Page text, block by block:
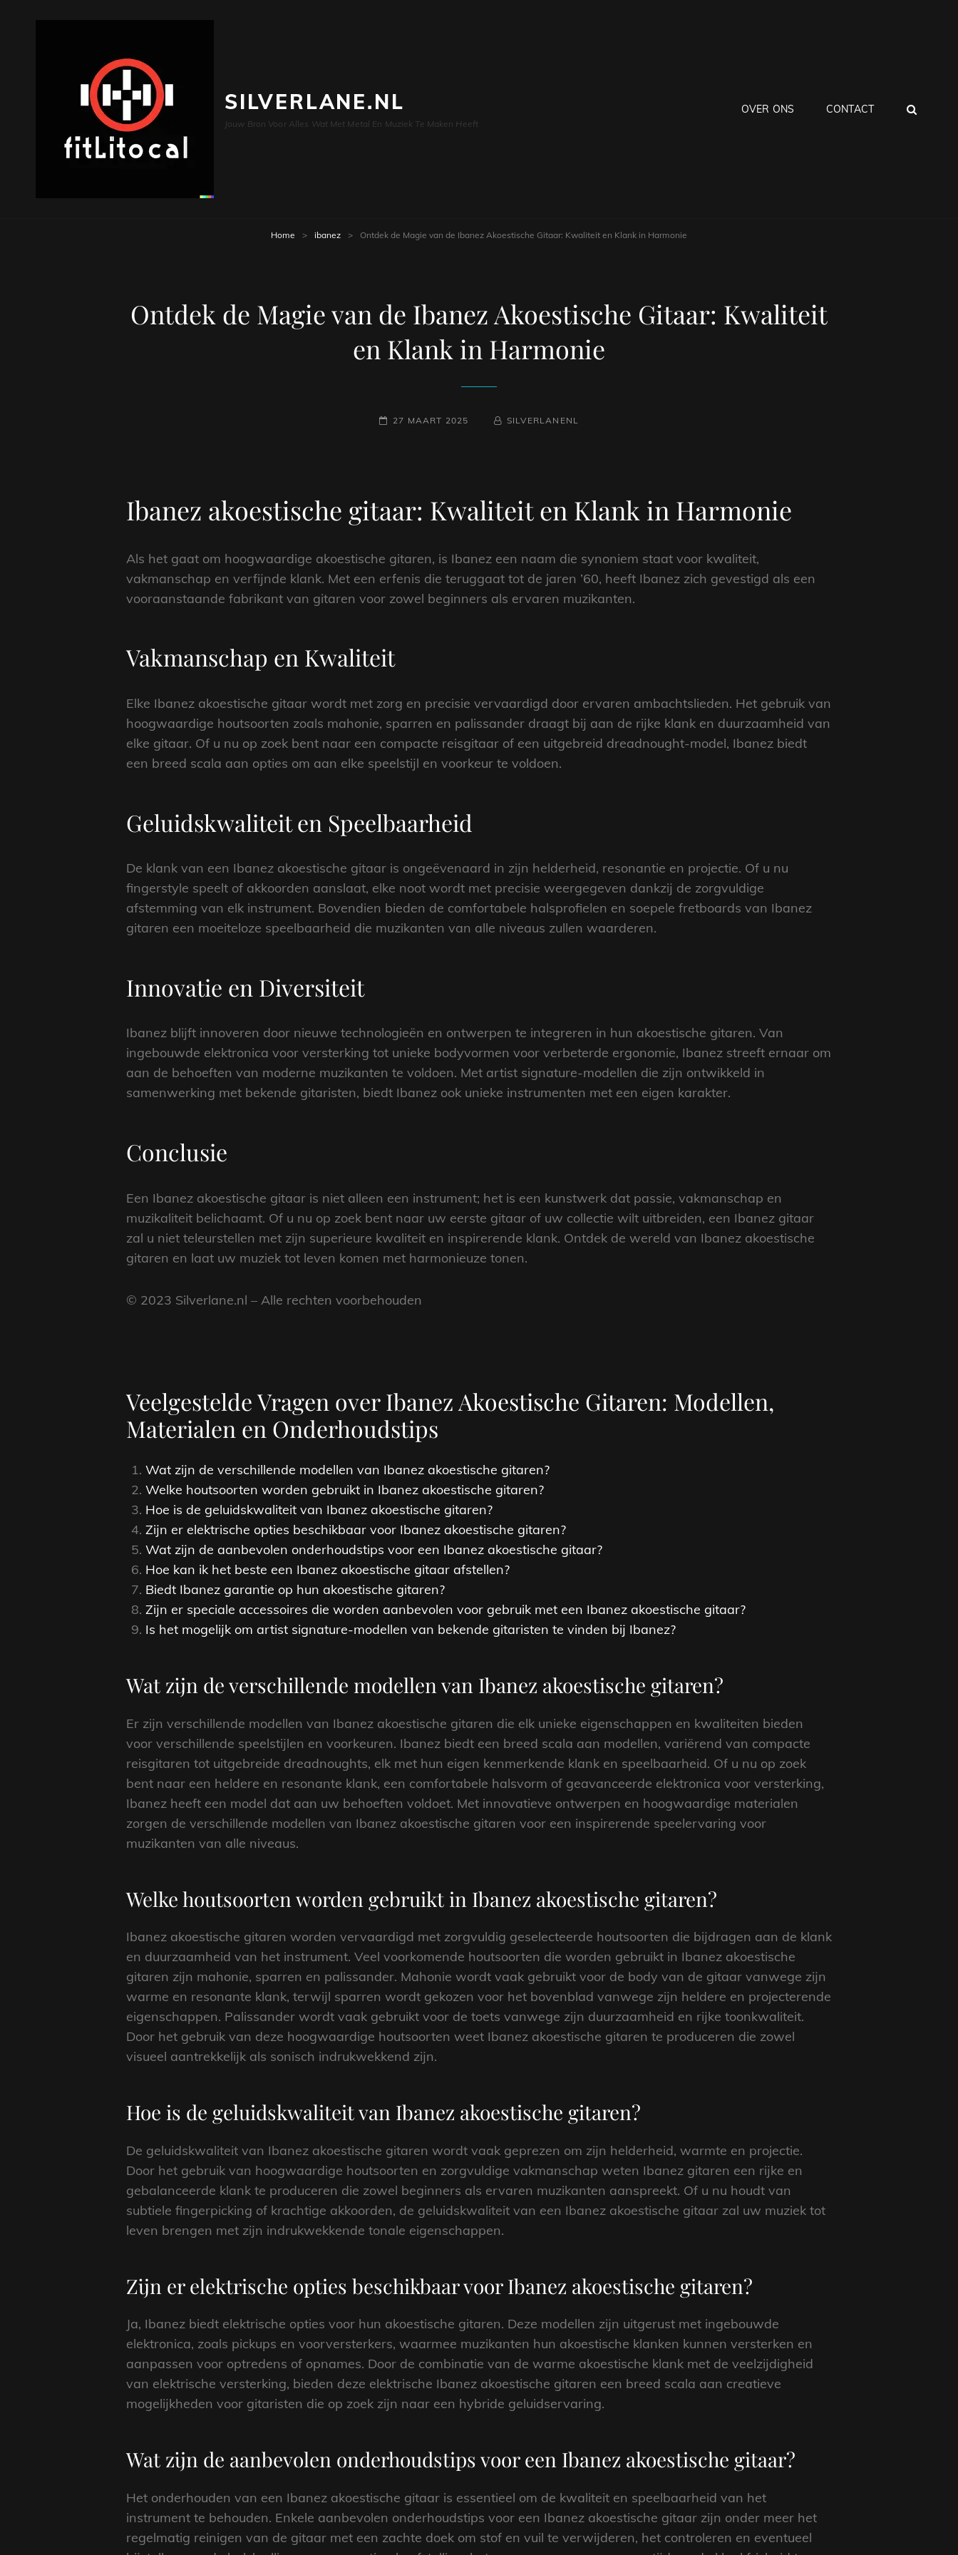
SILVERLANE.NL
Jouw Bron Voor Alles Wat Met Metal En Muziek Te Maken Heeft
OVER ONS CONTACT
Home > ibanez > Ontdek de Magie van de Ibanez Akoestische Gitaar: Kwaliteit en Klank in Harmonie
Ontdek de Magie van de Ibanez Akoestische Gitaar: Kwaliteit
en Klank in Harmonie
GEPLAATST
27 MAART 2025 NAAMREGEL
BYLINE
SILVERLANENL
Ibanez akoestische gitaar: Kwaliteit en Klank in Harmonie
Als het gaat om hoogwaardige akoestische gitaren, is Ibanez een naam die synoniem staat voor kwaliteit,
vakmanschap en verfijnde klank. Met een erfenis die teruggaat tot de jaren ’60, heeft Ibanez zich gevestigd als een
vooraanstaande fabrikant van gitaren voor zowel beginners als ervaren muzikanten.
Vakmanschap en Kwaliteit
Elke Ibanez akoestische gitaar wordt met zorg en precisie vervaardigd door ervaren ambachtslieden. Het gebruik van
hoogwaardige houtsoorten zoals mahonie, sparren en palissander draagt bij aan de rijke klank en duurzaamheid van
elke gitaar. Of u nu op zoek bent naar een compacte reisgitaar of een uitgebreid dreadnought-model, Ibanez biedt
een breed scala aan opties om aan elke speelstijl en voorkeur te voldoen.
Geluidskwaliteit en Speelbaarheid
De klank van een Ibanez akoestische gitaar is ongeëvenaard in zijn helderheid, resonantie en projectie. Of u nu
fingerstyle speelt of akkoorden aanslaat, elke noot wordt met precisie weergegeven dankzij de zorgvuldige
afstemming van elk instrument. Bovendien bieden de comfortabele halsprofielen en soepele fretboards van Ibanez
gitaren een moeiteloze speelbaarheid die muzikanten van alle niveaus zullen waarderen.
Innovatie en Diversiteit
Ibanez blijft innoveren door nieuwe technologieën en ontwerpen te integreren in hun akoestische gitaren. Van
ingebouwde elektronica voor versterking tot unieke bodyvormen voor verbeterde ergonomie, Ibanez streeft ernaar om
aan de behoeften van moderne muzikanten te voldoen. Met artist signature-modellen die zijn ontwikkeld in
samenwerking met bekende gitaristen, biedt Ibanez ook unieke instrumenten met een eigen karakter.
Conclusie
Een Ibanez akoestische gitaar is niet alleen een instrument; het is een kunstwerk dat passie, vakmanschap en
muzikaliteit belichaamt. Of u nu op zoek bent naar uw eerste gitaar of uw collectie wilt uitbreiden, een Ibanez gitaar
zal u niet teleurstellen met zijn superieure kwaliteit en inspirerende klank. Ontdek de wereld van Ibanez akoestische
gitaren en laat uw muziek tot leven komen met harmonieuze tonen.
© 2023 Silverlane.nl – Alle rechten voorbehouden
Veelgestelde Vragen over Ibanez Akoestische Gitaren: Modellen,
Materialen en Onderhoudstips
Wat zijn de verschillende modellen van Ibanez akoestische gitaren?
Welke houtsoorten worden gebruikt in Ibanez akoestische gitaren?
Hoe is de geluidskwaliteit van Ibanez akoestische gitaren?
Zijn er elektrische opties beschikbaar voor Ibanez akoestische gitaren?
Wat zijn de aanbevolen onderhoudstips voor een Ibanez akoestische gitaar?
Hoe kan ik het beste een Ibanez akoestische gitaar afstellen?
Biedt Ibanez garantie op hun akoestische gitaren?
Zijn er speciale accessoires die worden aanbevolen voor gebruik met een Ibanez akoestische gitaar?
Is het mogelijk om artist signature-modellen van bekende gitaristen te vinden bij Ibanez?
Wat zijn de verschillende modellen van Ibanez akoestische gitaren?
Er zijn verschillende modellen van Ibanez akoestische gitaren die elk unieke eigenschappen en kwaliteiten bieden
voor verschillende speelstijlen en voorkeuren. Ibanez biedt een breed scala aan modellen, variërend van compacte
reisgitaren tot uitgebreide dreadnoughts, elk met hun eigen kenmerkende klank en speelbaarheid. Of u nu op zoek
bent naar een heldere en resonante klank, een comfortabele halsvorm of geavanceerde elektronica voor versterking,
Ibanez heeft een model dat aan uw behoeften voldoet. Met innovatieve ontwerpen en hoogwaardige materialen
zorgen de verschillende modellen van Ibanez akoestische gitaren voor een inspirerende speelervaring voor
muzikanten van alle niveaus.
Welke houtsoorten worden gebruikt in Ibanez akoestische gitaren?
Ibanez akoestische gitaren worden vervaardigd met zorgvuldig geselecteerde houtsoorten die bijdragen aan de klank
en duurzaamheid van het instrument. Veel voorkomende houtsoorten die worden gebruikt in Ibanez akoestische
gitaren zijn mahonie, sparren en palissander. Mahonie wordt vaak gebruikt voor de body van de gitaar vanwege zijn
warme en resonante klank, terwijl sparren wordt gekozen voor het bovenblad vanwege zijn heldere en projecterende
eigenschappen. Palissander wordt vaak gebruikt voor de toets vanwege zijn duurzaamheid en rijke toonkwaliteit.
Door het gebruik van deze hoogwaardige houtsoorten weet Ibanez akoestische gitaren te produceren die zowel
visueel aantrekkelijk als sonisch indrukwekkend zijn.
Hoe is de geluidskwaliteit van Ibanez akoestische gitaren?
De geluidskwaliteit van Ibanez akoestische gitaren wordt vaak geprezen om zijn helderheid, warmte en projectie.
Door het gebruik van hoogwaardige houtsoorten en zorgvuldige vakmanschap weten Ibanez gitaren een rijke en
gebalanceerde klank te produceren die zowel beginners als ervaren muzikanten aanspreekt. Of u nu houdt van
subtiele fingerpicking of krachtige akkoorden, de geluidskwaliteit van een Ibanez akoestische gitaar zal uw muziek tot
leven brengen met zijn indrukwekkende tonale eigenschappen.
Zijn er elektrische opties beschikbaar voor Ibanez akoestische gitaren?
Ja, Ibanez biedt elektrische opties voor hun akoestische gitaren. Deze modellen zijn uitgerust met ingebouwde
elektronica, zoals pickups en voorversterkers, waarmee muzikanten hun akoestische klanken kunnen versterken en
aanpassen voor optredens of opnames. Door de combinatie van de warme akoestische klank met de veelzijdigheid
van elektrische versterking, bieden deze elektrische Ibanez akoestische gitaren een breed scala aan creatieve
mogelijkheden voor gitaristen die op zoek zijn naar een hybride geluidservaring.
Wat zijn de aanbevolen onderhoudstips voor een Ibanez akoestische gitaar?
Het onderhouden van een Ibanez akoestische gitaar is essentieel om de kwaliteit en speelbaarheid van het
instrument te behouden. Enkele aanbevolen onderhoudstips voor een Ibanez akoestische gitaar zijn onder meer het
regelmatig reinigen van de gitaar met een zachte doek om stof en vuil te verwijderen, het controleren en eventueel